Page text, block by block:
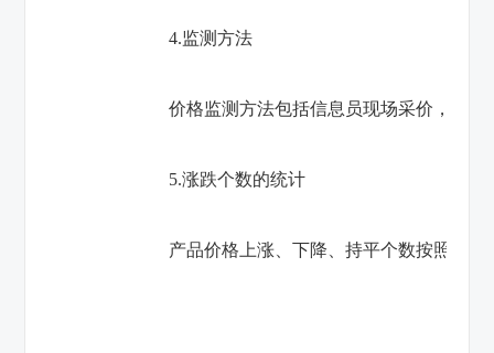
4.监测方法
价格监测方法包括信息员现场采价，电话
5.涨跌个数的统计
产品价格上涨、下降、持平个数按照涨跌